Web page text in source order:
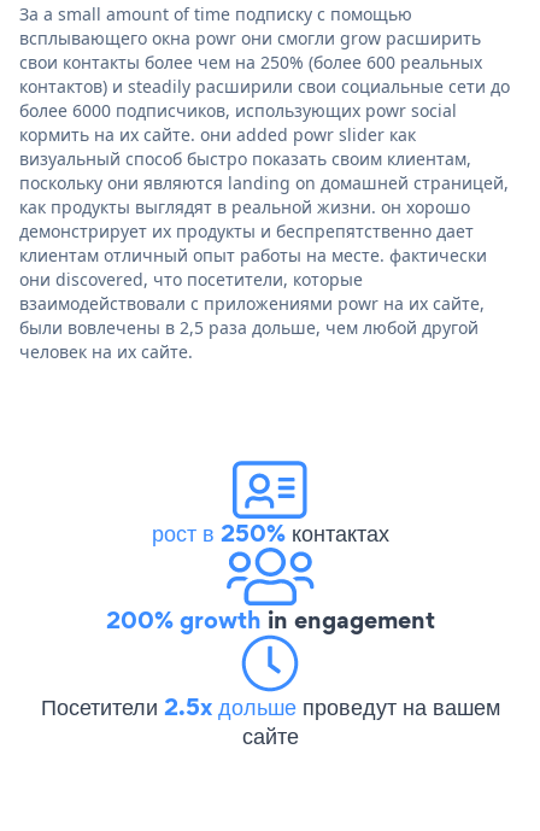
За a small amount of time подписку с помощью
всплывающего окна powr они смогли grow расширить
свои контакты более чем на 250% (более 600 реальных
контактов) и steadily расширили свои социальные сети до
более 6000 подписчиков, использующих powr social
кормить на их сайте. они added powr slider как
визуальный способ быстро показать своим клиентам,
поскольку они являются landing on домашней страницей,
как продукты выглядят в реальной жизни. он хорошо
демонстрирует их продукты и беспрепятственно дает
клиентам отличный опыт работы на месте. фактически
они discovered, что посетители, которые
взаимодействовали с приложениями powr на их сайте,
были вовлечены в 2,5 раза дольше, чем любой другой
человек на их сайте.
рост в 250%контактах
200% growth in engagement
Посетители 2.5x дольше проведут на вашем
сайте